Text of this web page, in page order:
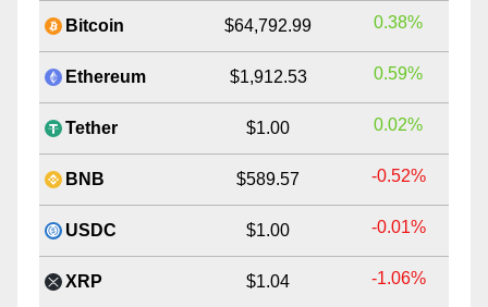
Bitcoin $64,792.99 0.38%
Ethereum $1,912.53 0.59%
Tether $1.00 0.02%
BNB $589.57 -0.52%
USDC $1.00 -0.01%
XRP $1.04 -1.06%